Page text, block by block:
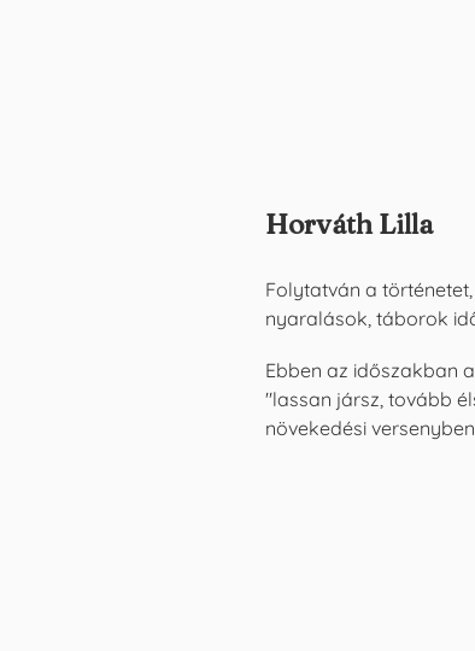
Horváth Lilla
Folytatván a
nyaralások, táborok
Ebben az időszakban
"lassan jársz, tovább
növekedési